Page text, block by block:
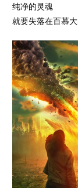
纯净的灵魂
就要失落在百慕